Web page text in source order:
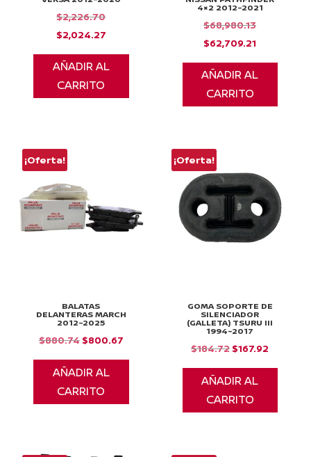
$2,226.70El
precio
original
era:
$2,024.27El
precio
actual
AÑADIR AL
CARRITO
4×2 2012-2021
$68,980.13El
original
era:
$62,709.21
precio
actual
AÑADIR AL
CARRITO
¡Oferta!
BALATAS
DELANTERAS MARCH
2012-2025
$880.74 El
precio
original
era:
$800.67El
precio
AÑADIR AL
CARRITO
¡Oferta!
GOMA SOPORTE DE
SILENCIADOR
(GALLETA) TSURU III
1994-2017
$184.72 El
precio
original
era:
$167.92
precio
AÑADIR AL
CARRITO